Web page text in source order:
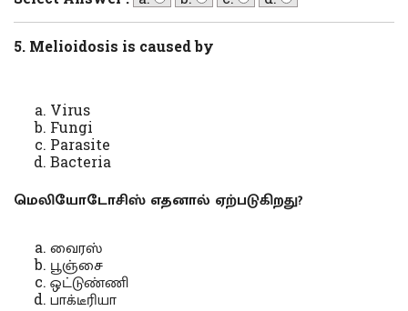
5. Melioidosis is caused by
Virus
Fungi
Parasite
Bacteria
மெலியோடோசிஸ் எதனால் ஏற்படுகிறது?
வைரஸ்
பூஞ்சை
ஒட்டுண்ணி
பாக்டீரியா